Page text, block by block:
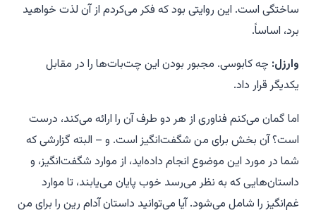
ساختگی است. این روایتی بود که فکر می‌کردم از آن لذت خواهید
برد، اساساً.
وارزل: چه کابوسی. مجبور بودن این چت‌بات‌ها را در مقابل
یکدیگر قرار داد.
اما گمان می‌کنم فناوری از هر دو طرف آن را ارائه می‌کند، درست
است؟ آن بخش برای من شگفت‌انگیز است. و – البته گزارشی که
شما در مورد این موضوع انجام داده‌اید، از موارد شگفت‌انگیز، و
داستان‌هایی که به نظر می‌رسد خوب پایان می‌یابند، تا موارد
غم‌انگیز را شامل می‌شود. آیا می‌توانید داستان آدام رین را برای من